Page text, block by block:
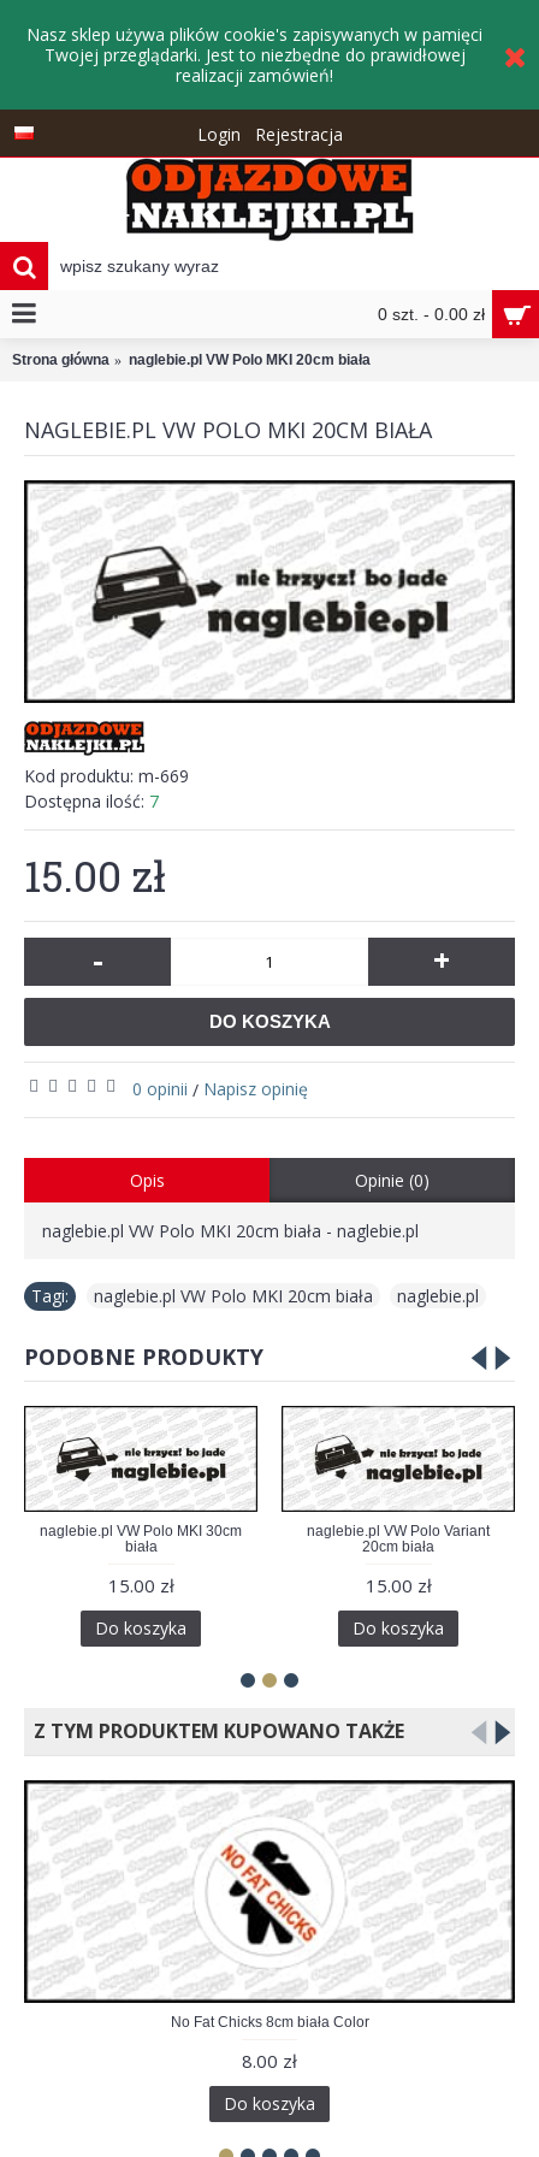
Nasz sklep używa plików cookie's zapisywanych w pamięci
Twojej przeglądarki. Jest to niezbędne do prawidłowej
realizacji zamówień!
Login Rejestracja
0 szt. - 0.00 zł
Strona główna naglebie.pl VW Polo MKI 20cm biała
NAGLEBIE.PL VW POLO MKI 20CM BIAŁA
Kod produktu: m-669
Dostępna ilość: 7
15.00 zł
- +
DO KOSZYKA
0 opinii / Napisz opinię
Opis Opinie (0)
naglebie.pl VW Polo MKI 20cm biała - naglebie.pl
Tagi: naglebie.pl VW Polo MKI 20cm biała naglebie.pl
PODOBNE PRODUKTY
naglebie.pl VW Polo MKI 30cm
biała
15.00 zł
Do koszyka
naglebie.pl VW Polo Variant
20cm biała
15.00 zł
Do koszyka
Z TYM PRODUKTEM KUPOWANO TAKŻE
No Fat Chicks 8cm biała Color
8.00 zł
Do koszyka